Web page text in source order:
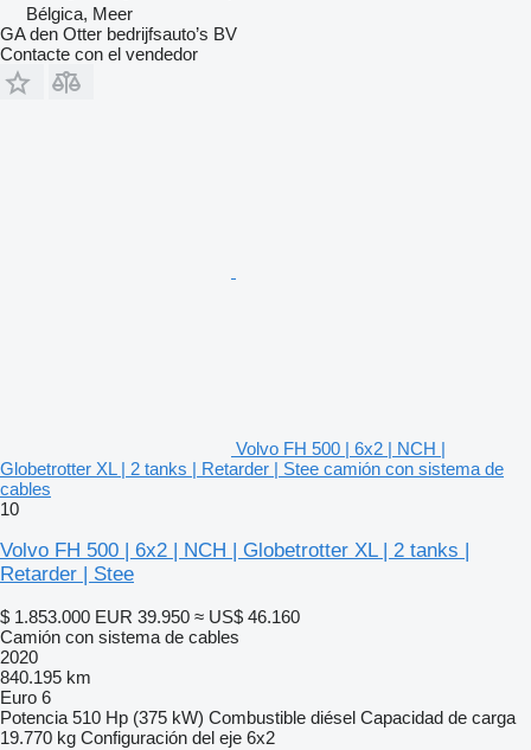
Bélgica, Meer
GA den Otter bedrijfsauto’s BV
Contacte con el vendedor
Volvo FH 500 | 6x2 | NCH |
Globetrotter XL | 2 tanks | Retarder | Stee camión con sistema de
cables
10
Volvo FH 500 | 6x2 | NCH | Globetrotter XL | 2 tanks |
Retarder | Stee
$ 1.853.000 EUR 39.950 ≈ US$ 46.160
Camión con sistema de cables
2020
840.195 km
Euro 6
Potencia 510 Hp (375 kW) Combustible diésel Capacidad de carga
19.770 kg Configuración del eje 6x2